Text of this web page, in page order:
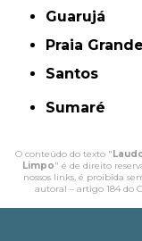
Guarujá
Praia Grande
Santos
Sumaré
O conteúdo do texto "
Limpo" é de direito
nossos links, é proibida
autoral – artigo 184 do